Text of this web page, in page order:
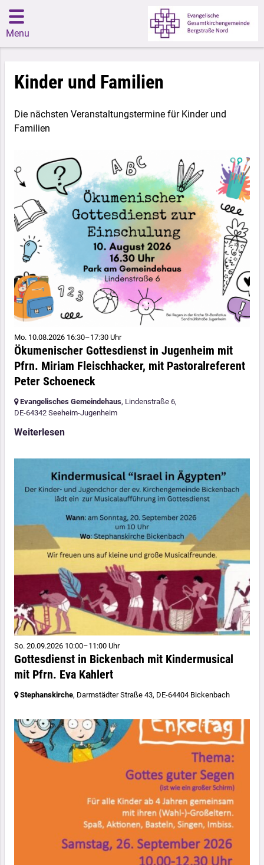
Menu
Kinder und Familien
Die nächsten Veranstaltungstermine für Kinder und
Familien
Mo. 10.08.2026 16:30–17:30 Uhr
Ökumenischer Gottesdienst in Jugenheim mit
Pfrn. Miriam Fleischhacker, mit Pastoralreferent
Peter Schoeneck
Evangelisches Gemeindehaus, Lindenstraße 6,
DE-64342 Seeheim-Jugenheim
Weiterlesen
So. 20.09.2026 10:00–11:00 Uhr
Gottesdienst in Bickenbach mit Kindermusical
mit Pfrn. Eva Kahlert
Stephanskirche, Darmstädter Straße 43, DE-64404 Bickenbach